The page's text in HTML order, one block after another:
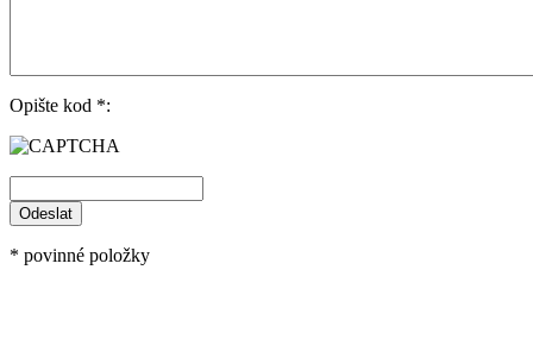
Opište kod *:
* povinné položky